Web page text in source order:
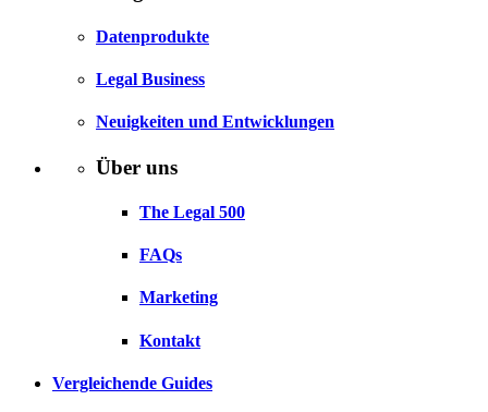
Datenprodukte
Legal Business
Neuigkeiten und Entwicklungen
Über uns
The Legal 500
FAQs
Marketing
Kontakt
Vergleichende Guides